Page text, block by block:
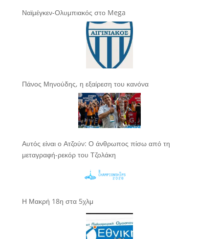
Ναϊμέγκεν-Ολυμπιακός στο Mega
Πάνος Μηνούδης, η εξαίρεση του κανόνα
Αυτός είναι ο Ατζούν: Ο άνθρωπος πίσω από τη
μεταγραφή-ρεκόρ του Τζολάκη
Η Μακρή 18η στα 5χλμ